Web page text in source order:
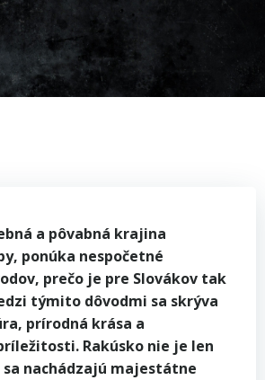
a pôvabná krajina
ponúka nespočetné
prečo je pre Slovákov tak
týmito dôvodmi sa skrýva
prírodná krása a
Rakúsko nie je len
nachádzajú majestátne